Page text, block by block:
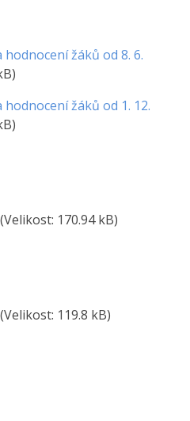
žáků od 8. 6.
žáků od 1. 12.
(Velikost: 170.94 kB)
(Velikost: 119.8 kB)